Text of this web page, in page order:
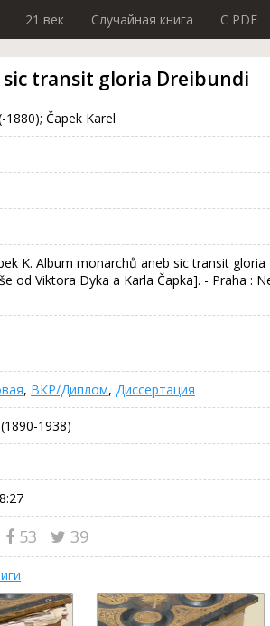
21 век Случайная книга C PDF
transit gloria Dreibundi
Čapek Karel
K. Album monarchů aneb sic transit gloria
od Viktora Dyka a Karla Čapka]. - Praha :
, ВКР/Диплом, Диссертация
1938)
53 39